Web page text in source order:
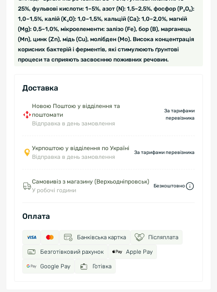
25%, фульвові кислоти: 1–5%, азот (N): 1,5–2,5%, фосфор (P₂O₅):
1,0–1,5%, калій (K₂O): 1,0–1,5%, кальцій (Ca): 1,0–2,0%, магній
(Mg): 0,5–1,0%, мікроелементи: залізо (Fe), бор (B), марганець
(Mn), цинк (Zn), мідь (Cu), молібден (Mo). Висока концентрація
корисних бактерій і ферментів, які стимулюють ґрунтові
процеси та сприяють засвоєнню поживних речовин.
Доставка
Новою Поштою у відділення та
поштомати
Відправка в день замовлення
За тарифами
перевізника
Укрпоштою у відділення по Україні
Відправка в день замовлення
За тарифами перевізника
Самовивіз з магазину (Верхьодніпровськ)
У робочі години
Безкоштовно
Оплата
Банківська картка Післяплата
Безготівковий рахунок Apple Pay
Google Pay Готівка